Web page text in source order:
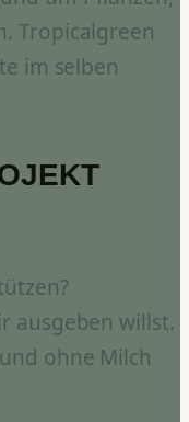
Tropicalgreen
im selben
ausgeben willst.
ohne Milch